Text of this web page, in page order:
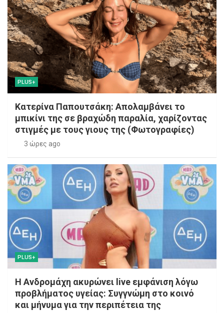
PLUS+
Κατερίνα Παπουτσάκη: Απολαμβάνει το
μπικίνι της σε βραχώδη παραλία, χαρίζοντας
στιγμές με τους γιους της (Φωτογραφίες)
3 ώρες ago
PLUS+
Η Ανδρομάχη ακυρώνει live εμφάνιση λόγω
προβλήματος υγείας: Συγγνώμη στο κοινό
και μήνυμα για την περιπέτεια της